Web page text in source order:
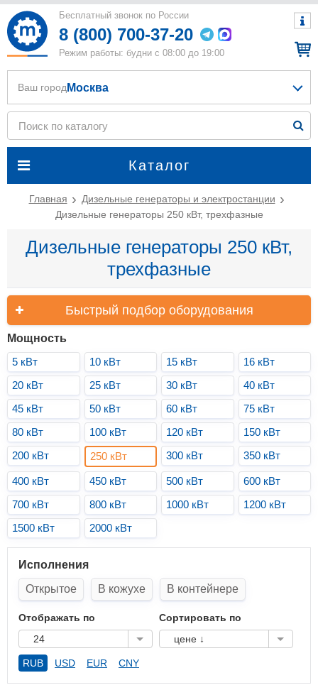
Бесплатный звонок по России
8 (800) 700-37-20
Режим работы: будни с 08:00 до 19:00
Каталог
Ваш город Москва
Главная
Дизельные генераторы и электростанции
Дизельные генераторы 250 кВт, трехфазные
Дизельные генераторы 250 кВт,
трехфазные
Быстрый подбор оборудования
Мощность
5 кВт
10 кВт 15 кВт
16 кВт
20 кВт
25 кВт 30 кВт
40 кВт
45 кВт
50 кВт 60 кВт
75 кВт
80 кВт
100 кВт 120 кВт
150 кВт
200 кВт
250 кВт 300 кВт 350 кВт
400 кВт 450 кВт 500 кВт
600 кВт
700 кВт
800 кВт 1000 кВт
1200 кВт
1500 кВт
2000 кВт
Исполнения
Открытое
В кожухе В контейнере
Отображать по
24
Сортировать по
цене ↓
RUB USD EUR CNY